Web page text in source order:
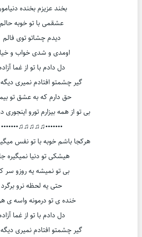
بخند عزیزم بخنده
عشقمی با تو خوبه حالم
دیدم چشاتو توی فالم
اومدی و شدی خواب و
دل دادم با تو از غما
گیر چشمتو افتادم نمیری دیگه
حق دارم که به عشق تو
بی تو از همه بیزارم تورو
•••••••♫♫♫♫♫•••••••
هرکجا باشم خوبه با تو نفس
هیشکی تو دنیا نمیگیره
بی تو نمیشه یه روزو سر
حتی یه لحظه نرو برگرد
خنده ی تو درمونه واسه ی
دل دادم با تو از غما
گیر چشمتو افتادم نمیری دیگه